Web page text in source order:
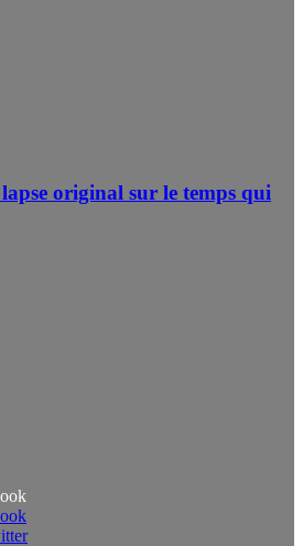
original sur le temps qui